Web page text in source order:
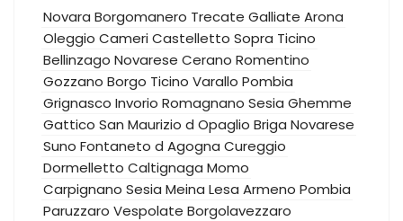
Novara Borgomanero Trecate Galliate Arona
Oleggio CameriCastelletto Sopra Ticino
Bellinzago Novarese Cerano Romentino
Gozzano Borgo Ticino Varallo Pombia
Grignasco Invorio Romagnano Sesia Ghemme
Gattico San Maurizio d Opaglio Briga Novarese
Suno Fontaneto d Agogna Cureggio
Dormelletto Caltignaga Momo
Carpignano Sesia Meina Lesa Armeno Pombia
Paruzzaro Vespolate Borgolavezzaro